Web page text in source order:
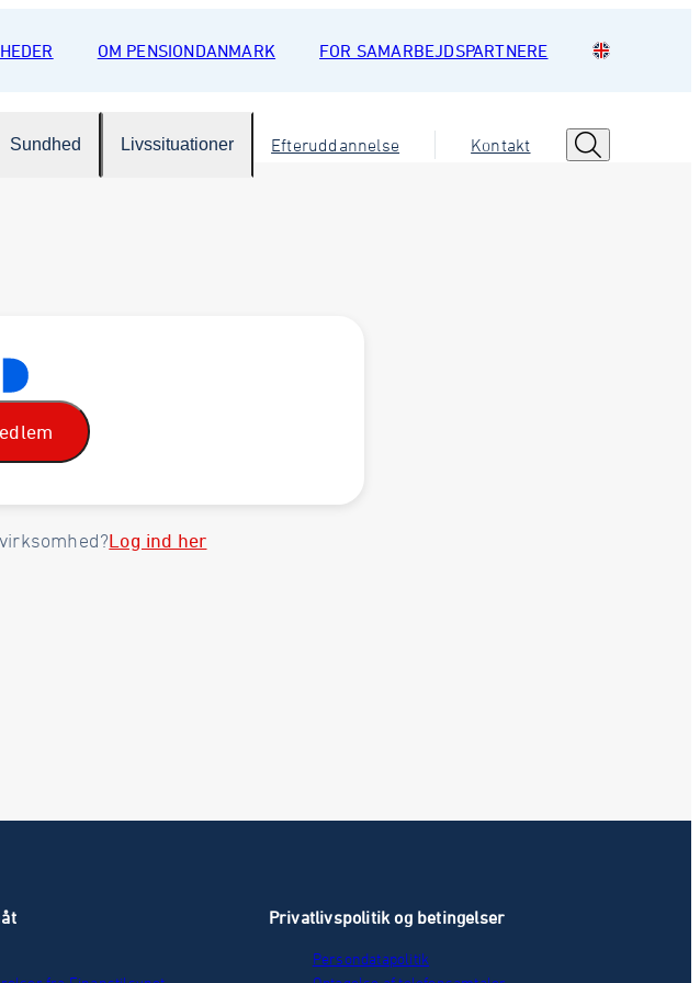
OM PENSIONDANMARK FOR SAMARBEJDSPARTNERE
Sundhed Livssituationer Efteruddannelse Kontakt
Log ind her
Privatlivspolitik og betingelser
Persondatapolitik